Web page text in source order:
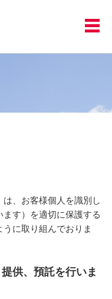
、お客様個人を識別し
す）を適切に保護する
に取り組んでおりま
供、預託を行いま